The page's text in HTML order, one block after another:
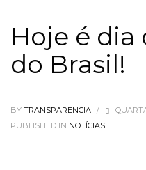
Hoje é dia
do Brasil!
BY TRANSPARENCIA /
PUBLISHED IN NOTÍCIAS